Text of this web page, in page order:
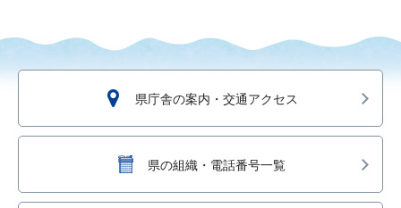
県庁舎の案内・交通アクセス
県の組織・電話番号一覧